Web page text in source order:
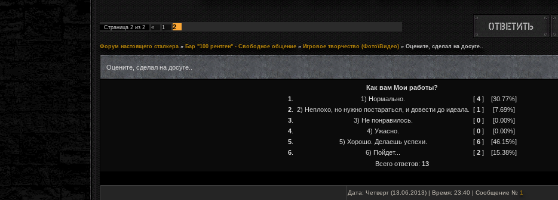
Страница 2 из 2 « 1 2
Форум настоящего сталкера » Бар "100 рентген" - Свободное общение » Игровое творчество (Фото\Видео) » Оцените, сделал на досуге..
Оцените, сделал на досуге..
Как вам Мои работы?
1
1) Нормально. [ 4]
[30.77%]
2. 2) Неплохо, но нужно постараться, и довести до идеала. [ 1 ]
[7.69%]
3. 3) Не понравилось. [ 0]
[0.00%]
4. 4) Ужасно. [ 0]
[0.00%]
5. 5) Хорошо. Делаешь успехи. [ 6]
[46.15%]
6. 6) Пойдет... [ 2]
[15.38%]
Всего ответов: 13
Дата: Четверг (13.06.2013) | Время: 23:40 | Сообщение № 1